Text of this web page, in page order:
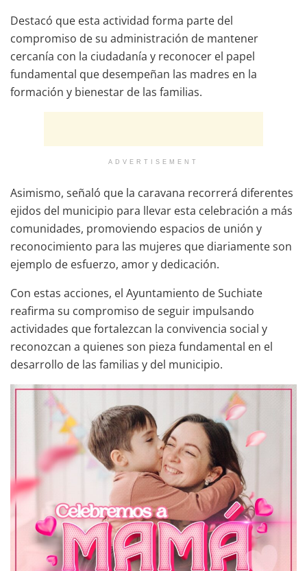
Destacó que esta actividad forma parte del
compromiso de su administración de mantener
cercanía con la ciudadanía y reconocer el papel
fundamental que desempeñan las madres en la
formación y bienestar de las familias.
ADVERTISEMENT
Asimismo, señaló que la caravana recorrerá diferentes
ejidos del municipio para llevar esta celebración a más
comunidades, promoviendo espacios de unión y
reconocimiento para las mujeres que diariamente son
ejemplo de esfuerzo, amor y dedicación.
Con estas acciones, el Ayuntamiento de Suchiate
reafirma su compromiso de seguir impulsando
actividades que fortalezcan la convivencia social y
reconozcan a quienes son pieza fundamental en el
desarrollo de las familias y del municipio.